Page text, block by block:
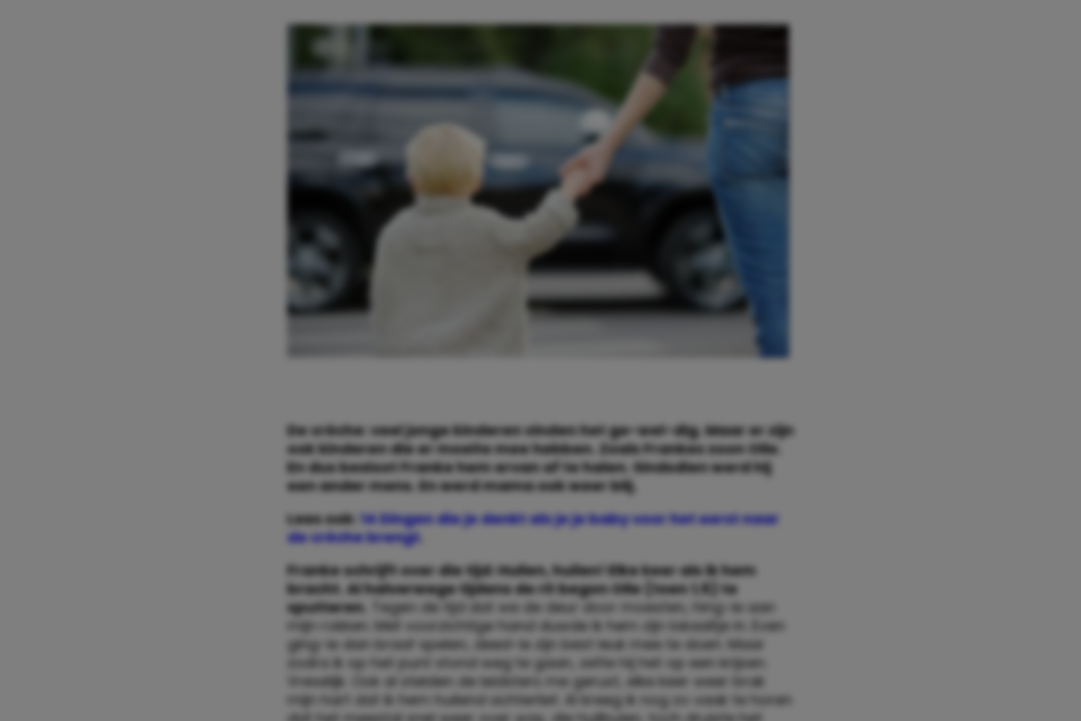
De crèche: veel jonge kinderen vinden het ge-wel-dig. Maar er zijn
ook kinderen die er moeite mee hebben. Zoals Frankes zoon Olle.
En dus besloot Franke hem ervan af te halen. Sindsdien werd hij
een ander mens. En werd mama ook weer blij.
Lees ook: 14 Dingen die je denkt als je je baby voor het eerst naar
de crèche brengt
Franke schrijft over die tijd: Huilen, huilen! Elke keer als ik hem
bracht. Al halverwege tijdens de rit begon Olle (toen 1,5) te
sputteren.
Tegen de tijd dat we de deur door moesten, hing-ie aan
mijn rokken. Met voorzichtige hand duwde ik hem zijn lokaaltje in. Even
ging-ie dan braaf spelen, deed-ie zijn best leuk mee te doen. Maar
zodra ik op het punt stond weg te gaan, zette hij het op een krijsen.
Vreselijk. Ook al stelden de leidsters me gerust, elke keer weer brak
mijn hart dat ik hem huilend achterliet. Al kreeg ik nog zo vaak te horen